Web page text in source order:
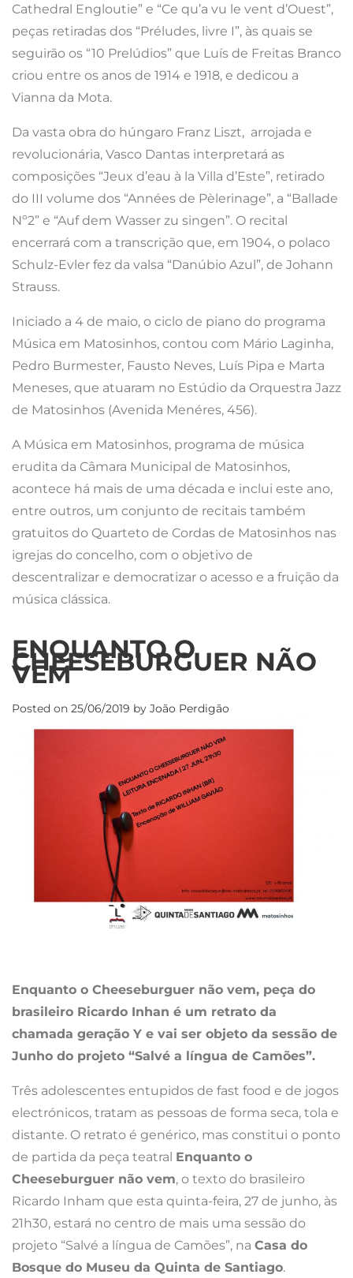
Cathedral Engloutie” e “Ce qu’a vu le vent d’Ouest”,
peças retiradas dos “Préludes, livre I”, às quais se
seguirão os “10 Prelúdios” que Luís de Freitas Branco
criou entre os anos de 1914 e 1918, e dedicou a
Vianna da Mota.
Da vasta obra do húngaro Franz Liszt, arrojada e
revolucionária, Vasco Dantas interpretará as
composições “Jeux d’eau à la Villa d’Este”, retirado
do III volume dos “Années de Pèlerinage”, a “Ballade
Nº2” e “Auf dem Wasser zu singen”. O recital
encerrará com a transcrição que, em 1904, o polaco
Schulz-Evler fez da valsa “Danúbio Azul”, de Johann
Strauss.
Iniciado a 4 de maio, o ciclo de piano do programa
Música em Matosinhos, contou com Mário Laginha,
Pedro Burmester, Fausto Neves, Luís Pipa e Marta
Meneses, que atuaram no Estúdio da Orquestra Jazz
de Matosinhos (Avenida Menéres, 456).
A Música em Matosinhos, programa de música
erudita da Câmara Municipal de Matosinhos,
acontece há mais de uma década e inclui este ano,
entre outros, um conjunto de recitais também
gratuitos do Quarteto de Cordas de Matosinhos nas
igrejas do concelho, com o objetivo de
descentralizar e democratizar o acesso e a fruição da
música clássica.
ENQUANTO O
CHEESEBURGUER NÃO
VEM
Posted on 25/06/2019 by João Perdigão
Enquanto o Cheeseburguer não vem, peça do
brasileiro Ricardo Inhan é um retrato da
chamada geração Y e vai ser objeto da sessão de
Junho do projeto “Salvé a língua de Camões”.
Três adolescentes entupidos de fast food e de jogos
electrónicos, tratam as pessoas de forma seca, tola e
distante. O retrato é genérico, mas constitui o ponto
de partida da peça teatral Enquanto o
Cheeseburguer não vem, o texto do brasileiro
Ricardo Inham que esta quinta-feira, 27 de junho, às
21h30, estará no centro de mais uma sessão do
projeto “Salvé a língua de Camões”, na Casa do
Bosque do Museu da Quinta de Santiago.